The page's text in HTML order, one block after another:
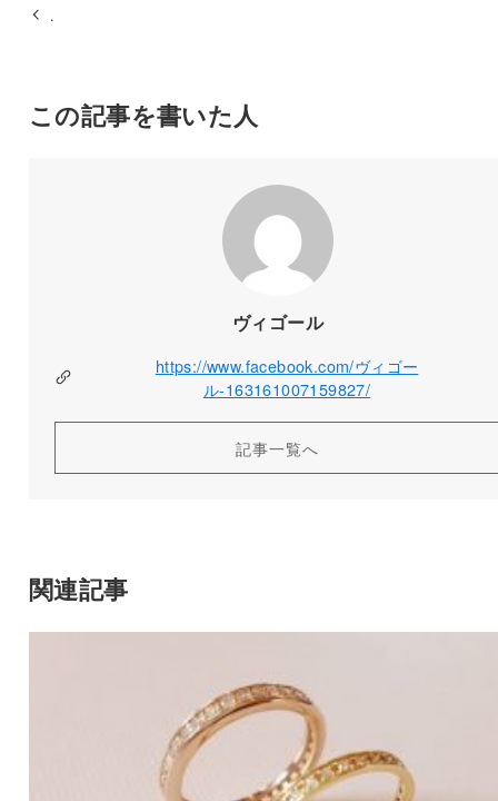
.
この記事を書いた人
ヴィゴール
https://www.facebook.com/ヴィゴー
ル-163161007159827/
記事一覧へ
関連記事